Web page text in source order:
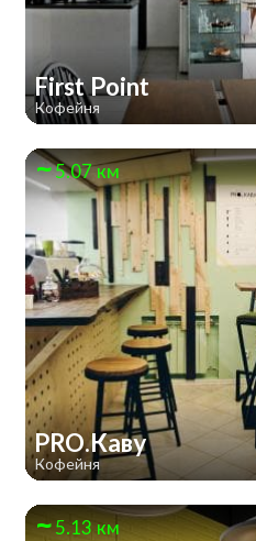
First Point
Кофейня
5.07 км
PRO.Каву
Кофейня
5.13 км